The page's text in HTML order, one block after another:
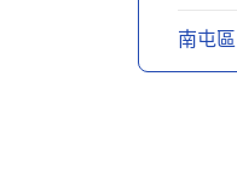
南屯